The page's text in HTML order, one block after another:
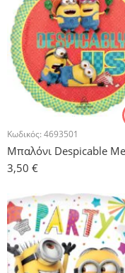
Κωδικός: 4693501
3,50 €